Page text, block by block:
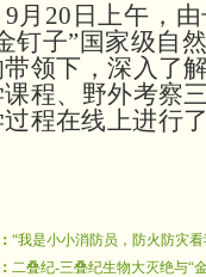
9月20日上午，
钉子”国家级自
带领下，深入了
程、野外考察
程在线上进行
“我是小小消防员，防火防灾
二叠纪-三叠纪生物大灭绝与“